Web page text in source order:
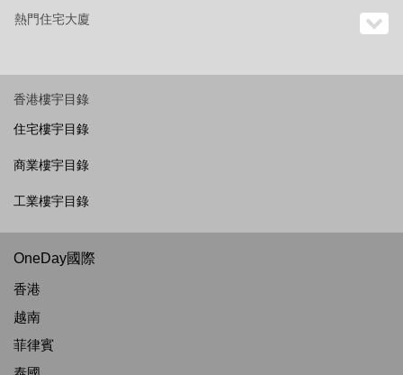
熱門住宅大廈
香港樓宇目錄
住宅樓宇目錄
商業樓宇目錄
工業樓宇目錄
OneDay國際
香港
越南
菲律賓